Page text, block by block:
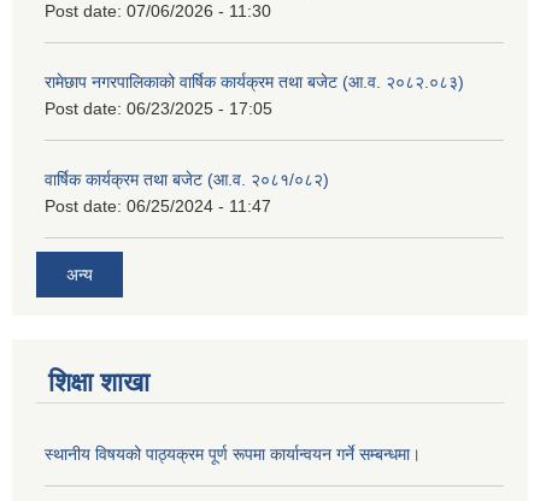
Post date: 07/06/2026 - 11:30
रामेछाप नगरपालिकाको वार्षिक कार्यक्रम तथा बजेट (आ.व. २०८२.०८३)
Post date: 06/23/2025 - 17:05
वार्षिक कार्यक्रम तथा बजेट (आ.व. २०८१/०८२)
Post date: 06/25/2024 - 11:47
अन्य
शिक्षा शाखा
स्थानीय विषयको पाठ्यक्रम पूर्ण रूपमा कार्यान्वयन गर्ने सम्बन्धमा।